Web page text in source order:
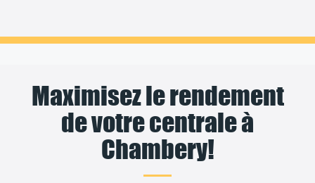
Maximisez le rendement
de votre centrale à
Chambery!